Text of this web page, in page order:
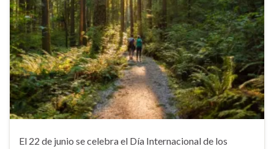
El 22 de junio se celebra el Día Internacional de los